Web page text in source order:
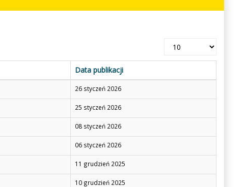
Pokaż
Data publikacji
26 styczeń 2026
25 styczeń 2026
08 styczeń 2026
06 styczeń 2026
11 grudzień 2025
10 grudzień 2025